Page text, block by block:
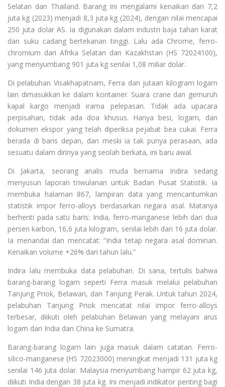
Selatan dan Thailand. Barang ini mengalami kenaikan dari 7,2
juta kg (2023) menjadi 8,3 juta kg (2024), dengan nilai mencapai
250 juta dolar AS. Ia digunakan dalam industri baja tahan karat
dan suku cadang bertekanan tinggi. Lalu ada Chrome, ferro-
chromium dari Afrika Selatan dan Kazakhstan (HS 72024100),
yang menyumbang 901 juta kg senilai 1,08 miliar dolar.
Di pelabuhan Visakhapatnam, Ferra dan jutaan kilogram logam
lain dimasukkan ke dalam kontainer. Suara crane dan gemuruh
kapal kargo menjadi irama pelepasan. Tidak ada upacara
perpisahan, tidak ada doa khusus. Hanya besi, logam, dan
dokumen ekspor yang telah diperiksa pejabat bea cukai. Ferra
berada di baris depan, dan meski ia tak punya perasaan, ada
sesuatu dalam dirinya yang seolah berkata, ini baru awal.
Di Jakarta, seorang analis muda bernama Indira sedang
menyusun laporan triwulanan untuk Badan Pusat Statistik. Ia
membuka halaman 867, lampiran data yang mencantumkan
statistik impor ferro-alloys berdasarkan negara asal. Matanya
berhenti pada satu baris: India, ferro-manganese lebih dari dua
persen karbon, 16,6 juta kilogram, senilai lebih dari 16 juta dolar.
Ia menandai dan mencatat: “India tetap negara asal dominan.
Kenaikan volume +26% dari tahun lalu.”
Indira lalu membuka data pelabuhan. Di sana, tertulis bahwa
barang-barang logam seperti Ferra masuk melalui pelabuhan
Tanjung Priok, Belawan, dan Tanjung Perak. Untuk tahun 2024,
pelabuhan Tanjung Priok mencatat nilai impor ferro-alloys
terbesar, diikuti oleh pelabuhan Belawan yang melayani arus
logam dari India dan China ke Sumatra.
Barang-barang logam lain juga masuk dalam catatan. Ferro-
silico-manganese (HS 72023000) meningkat menjadi 131 juta kg
senilai 146 juta dolar. Malaysia menyumbang hampir 62 juta kg,
diikuti India dengan 38 juta kg. Ini menjadi indikator penting bagi